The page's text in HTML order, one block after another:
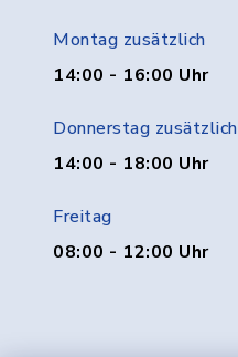
Montag zusätzlich
14:00 - 16:00 Uhr
Donnerstag zusätzlich
14:00 - 18:00 Uhr
Freitag
08:00 - 12:00 Uhr